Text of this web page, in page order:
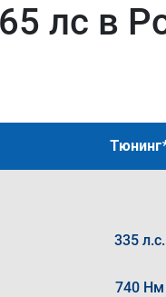
лс в
335 л.с.
740 Нм